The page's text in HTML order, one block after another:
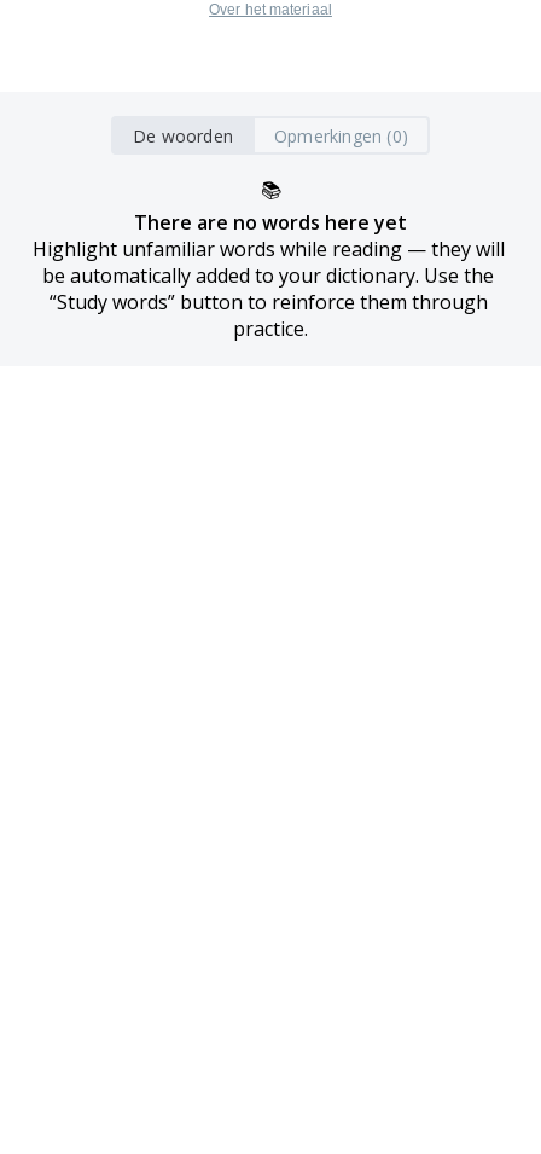
Over het materiaal
De woorden Opmerkingen (0)
📚
There are no words here yet
Highlight unfamiliar words while reading — they will
be automatically added to your dictionary. Use the
“Study words” button to reinforce them through
practice.